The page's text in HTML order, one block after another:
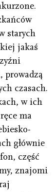
starych
jakaś
prowadzą
czasach.
w ich
ma
głównie
część
znajomi